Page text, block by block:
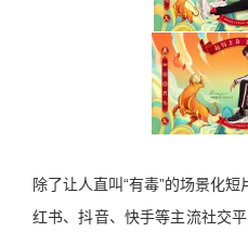
除了让人直叫“有毒”的场景化
红书、抖音、快手等主流社交